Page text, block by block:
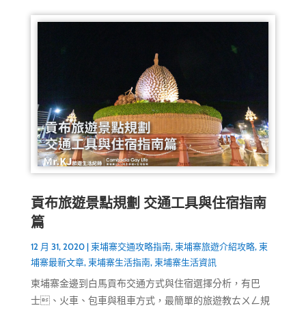
貢布旅遊景點規劃 交通工具與住宿指南
篇
12 月 31, 2020|柬埔寨交通攻略指南,柬埔寨旅遊介紹攻略,柬
埔寨最新文章,柬埔寨生活指南,柬埔寨生活資訊
柬埔寨金邊到白馬貢布交通方式與住宿選擇分析，有巴
士、火車、包車與租車方式，最簡單的旅遊教ㄊㄨㄥ規